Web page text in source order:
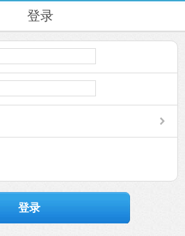
登录
登录